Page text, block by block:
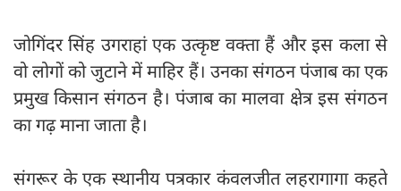
जोगिंदर सिंह उगराहां एक उत्कृष्ट वक्ता हैं और इस कला से
वो लोगों को जुटाने में माहिर हैं। उनका संगठन पंजाब का एक
प्रमुख किसान संगठन है। पंजाब का मालवा क्षेत्र इस संगठन
का गढ़ माना जाता है।
संगरूर के एक स्थानीय पत्रकार कंवलजीत लहरागागा कहते